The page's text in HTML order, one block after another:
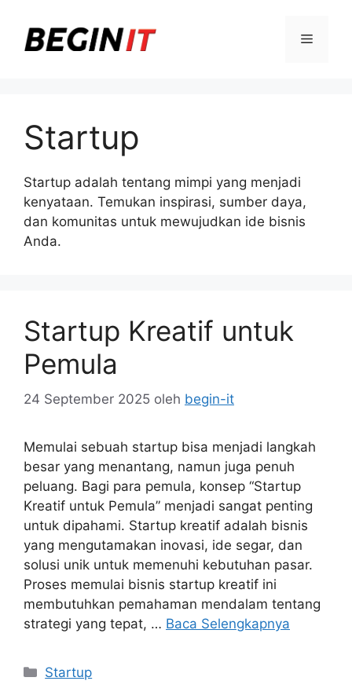
Menu
Startup
Startup adalah tentang mimpi yang menjadi
kenyataan. Temukan inspirasi, sumber daya,
dan komunitas untuk mewujudkan ide bisnis
Anda.
Startup Kreatif untuk
Pemula
24 September 2025 oleh begin-it
Memulai sebuah startup bisa menjadi langkah
besar yang menantang, namun juga penuh
peluang. Bagi para pemula, konsep “Startup
Kreatif untuk Pemula” menjadi sangat penting
untuk dipahami. Startup kreatif adalah bisnis
yang mengutamakan inovasi, ide segar, dan
solusi unik untuk memenuhi kebutuhan pasar.
Proses memulai bisnis startup kreatif ini
membutuhkan pemahaman mendalam tentang
strategi yang tepat, … Baca Selengkapnya
Kategori
Startup